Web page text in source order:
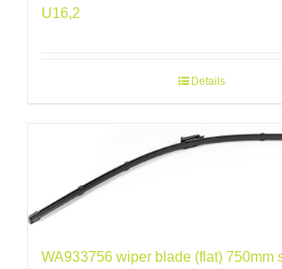
U16,2
Details
WA933756 wiper blade (flat) 750mm